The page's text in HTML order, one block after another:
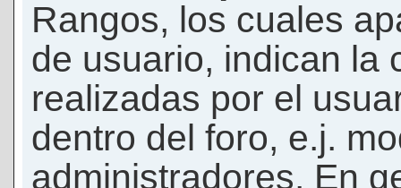
Rangos, los cuales
de usuario, indican la
realizadas por el
dentro del foro, e.j.
administradores. En